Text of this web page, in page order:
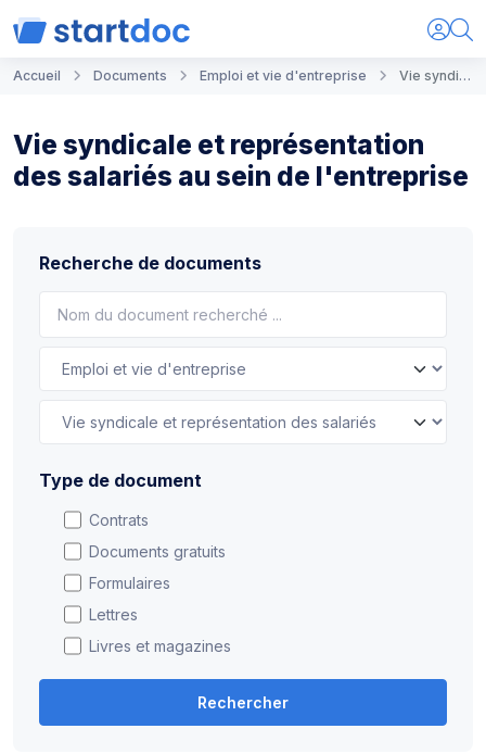
Accueil Documents Emploi et vie d'entreprise Vie syndicale et représentation des salariés au sein de l'entreprise
Vie syndicale et représentation
des salariés au sein de l'entreprise
Recherche de documents
Type de document
Contrats
Documents gratuits
Formulaires
Lettres
Livres et magazines
Rechercher